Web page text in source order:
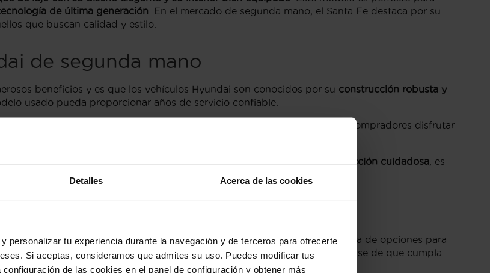
Detalles Acerca de las cookies
personalizar tu experiencia durante la navegación y de terceros para ofrecerte
Si aceptas, consideramos que admites su uso. Puedes modificar tus
de las cookies en el panel de configuración y obtener más
de última generación . En el mercado de segunda mano, el Santa Fe destaca por su
que buscan calidad y estilo.
de segunda mano
beneficios y es que los vehículos Hyundai son conocidos por su construcción robusta y
usado pueda proporcionar años de servicio confiable.
más bajo
que el de los modelos nuevos, lo que permite a los compradores disfrutar
para inspección y selección cuidadosa, es
y rendimiento
ha aumentado considerablemente ya que proporciona una amplia gama de opciones para
compra esinspeccionar cuidadosamente el estado del vehículoy asegurarse de que cumpla